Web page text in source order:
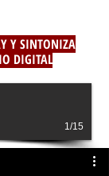
Y SINTONIZA
DIGITAL
1/15